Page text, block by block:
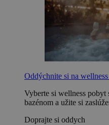
Oddýchnite si na
Vyberte si wellness
bazénom a užite si
Doprajte si oddych